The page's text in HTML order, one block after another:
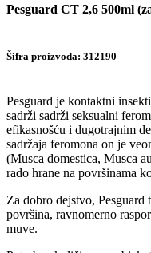
Pesguard CT 2,6 500ml
Šifra proizvoda: 312190
Pesguard je kontaktni
sadrži sadrži seksualni
efikasnošću i dugotrajnim
sadržaja feromona on je
(Musca domestica, Musca
rado hrane na površinama
Za dobro dejstvo, Pesguard
površina, ravnomerno
muve.